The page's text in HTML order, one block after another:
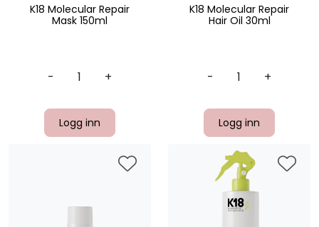
K18 Molecular Repair
Mask 150ml
- +
Logg inn
K18 Molecular Repair
Hair Oil 30ml
- +
Logg inn